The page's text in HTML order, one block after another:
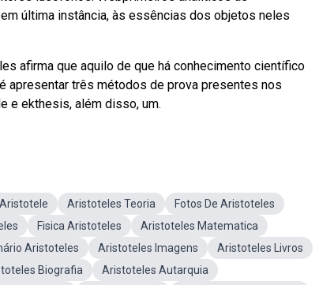
última instância, às essências dos objetos neles
afirma que aquilo de que há conhecimento científico
apresentar três métodos de prova presentes nos
e ekthesis, além disso, um.
Aristotele Aristoteles Teoria
Fotos De Aristoteles
Fisica Aristoteles
Aristoteles Matematica
Aristoteles Aristoteles Imagens
Aristoteles Livros
Biografia
Aristoteles Autarquia